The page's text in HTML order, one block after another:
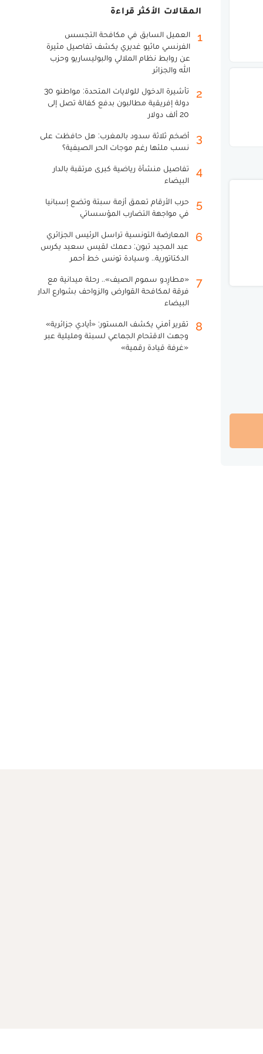
المقالات الأكثر قراءة
1
العميل السابق في مكافحة التجسس
الفرنسي ماثيو غديري يكشف تفاصيل مثيرة
عن روابط نظام الملالي والبوليساريو وحزب
الله والجزائر
2
تأشيرة الدخول للولايات المتحدة: مواطنو 30
دولة إفريقية مطالبون بدفع كفالة تصل إلى
20 ألف دولار
3
أضخم ثلاثة سدود بالمغرب: هل حافظت على
نسب ملئها رغم موجات الحر الصيفية؟
4
تفاصيل منشأة رياضية كبرى مرتقبة بالدار
البيضاء
5
حرب الأرقام تعمق أزمة سبتة وتضع إسبانيا
في مواجهة التضارب المؤسساتي
6
المعارضة التونسية تراسل الرئيس الجزائري
عبد المجيد تبون: دعمك لقيس سعيد يكرس
الدكتاتورية.. وسيادة تونس خط أحمر
7
«مطارِدو سموم الصيف».. رحلة ميدانية مع
فرقة لمكافحة القوارض والزواحف بشوارع الدار
البيضاء
8
تقرير أمني يكشف المستور: «أيادي جزائرية»
وجهت الاقتحام الجماعي لسبتة ومليلية عبر
«غرفة قيادة رقمية»